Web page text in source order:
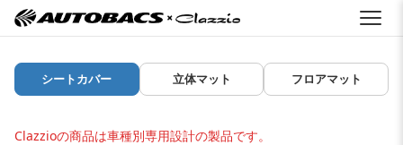
シートカバー 立体マット フロアマット
Clazzioの商品は車種別専用設計の製品です。